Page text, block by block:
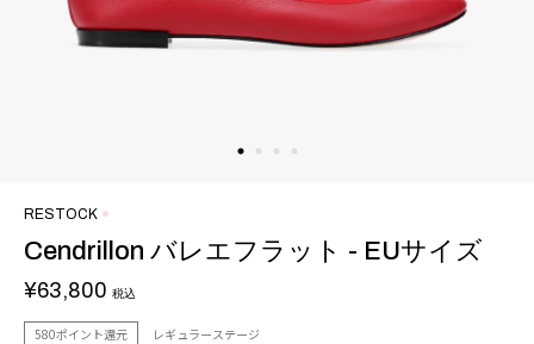
RESTOCK
Cendrillon バレエフラット - EUサイズ
¥63,800 税込
580ポイント還元
レギュラーステージ